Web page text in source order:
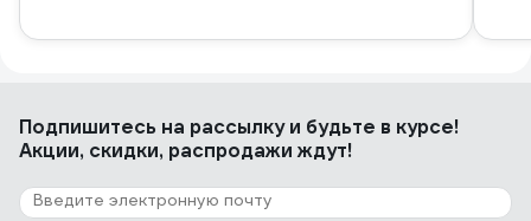
Подпишитесь на рассылкуи будьте в курсе!
Акции, скидки, распродажи ждут!